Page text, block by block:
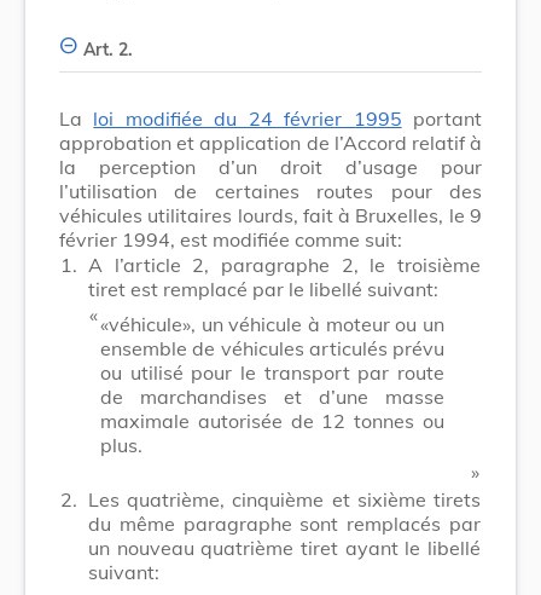
Art. 2.
La loi modifiée du 24 février 1995 portant
approbation et application de l’Accord relatif à
la perception d’un droit d’usage pour
l’utilisation de certaines routes pour des
véhicules utilitaires lourds, fait à Bruxelles, le 9
février 1994, est modifiée comme suit:
1. A l’article 2, paragraphe 2, le troisième
tiret est remplacé par le libellé suivant:
​ ««véhicule», un véhicule à moteur ou un
ensemble de véhicules articulés prévu
ou utilisé pour le transport par route
de marchandises et d’une masse
maximale autorisée de 12 tonnes ou
plus.
​ »
2. Les quatrième, cinquième et sixième tirets
du même paragraphe sont remplacés par
un nouveau quatrième tiret ayant le libellé
suivant: